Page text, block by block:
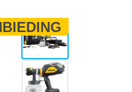
View larger image
View larger image